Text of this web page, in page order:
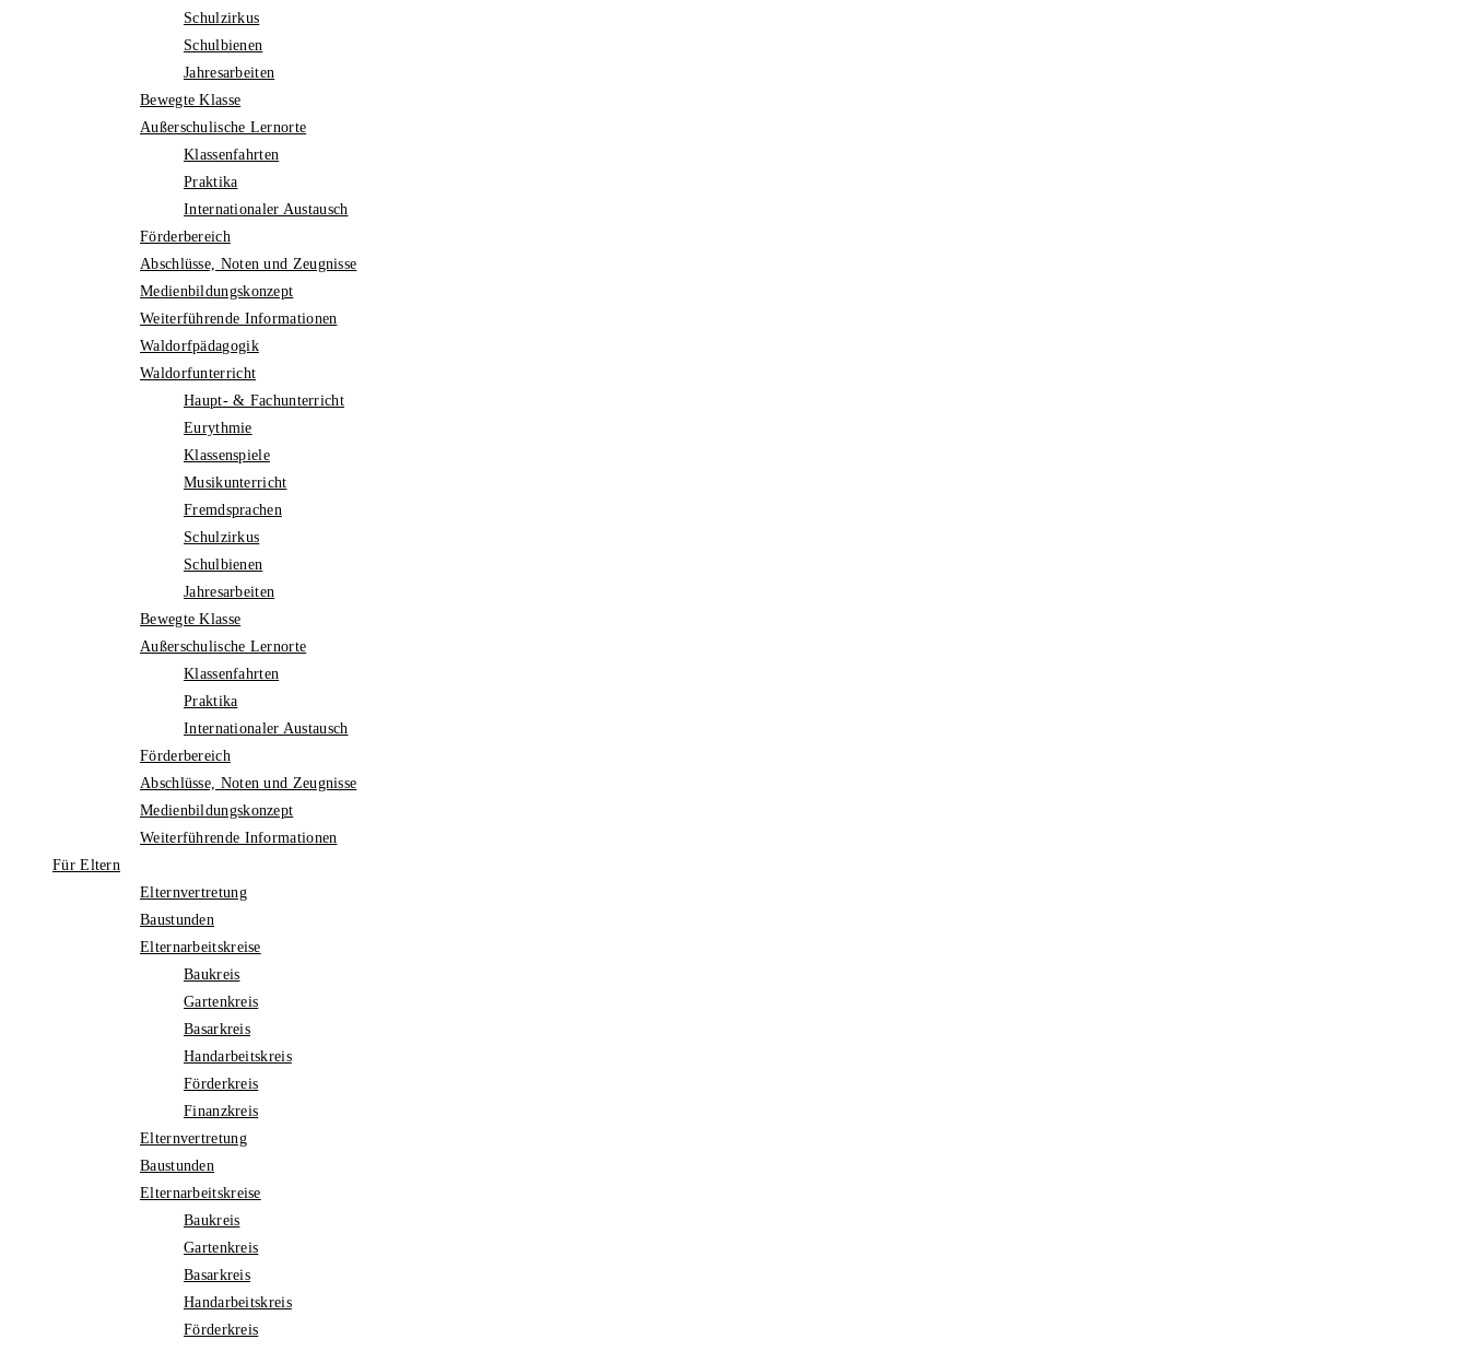
Schulzirkus
Schulbienen
Jahresarbeiten
Bewegte Klasse
Außerschulische Lernorte
Klassenfahrten
Praktika
Internationaler Austausch
Förderbereich
Abschlüsse, Noten und Zeugnisse
Medienbildungskonzept
Weiterführende Informationen
Waldorfpädagogik
Waldorfunterricht
Haupt- & Fachunterricht
Eurythmie
Klassenspiele
Musikunterricht
Fremdsprachen
Schulzirkus
Schulbienen
Jahresarbeiten
Bewegte Klasse
Außerschulische Lernorte
Klassenfahrten
Praktika
Internationaler Austausch
Förderbereich
Abschlüsse, Noten und Zeugnisse
Medienbildungskonzept
Weiterführende Informationen
Für Eltern
Elternvertretung
Baustunden
Elternarbeitskreise
Baukreis
Gartenkreis
Basarkreis
Handarbeitskreis
Förderkreis
Finanzkreis
Elternvertretung
Baustunden
Elternarbeitskreise
Baukreis
Gartenkreis
Basarkreis
Handarbeitskreis
Förderkreis